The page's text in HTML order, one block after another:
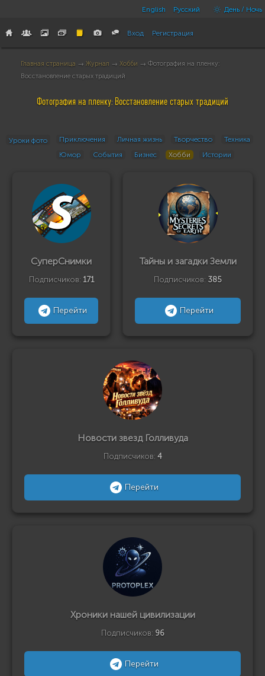
English Русский День / Ночь
Вход Регистрация
Главная страница → Журнал → Хобби → Фотография на пленку:
Восстановление старых традиций
Фотография на пленку: Восстановление старых традиций
Уроки фото Приключения Личная жизнь Творчество
Техника
Юмор
События Бизнес Хобби Истории
СуперСнимки
Подписчиков: 171
Перейти
Тайны и загадки Земли
Подписчиков: 385
Перейти
Новости звезд Голливуда
Подписчиков: 4
Перейти
Хроники нашей цивилизации
Подписчиков: 96
Перейти